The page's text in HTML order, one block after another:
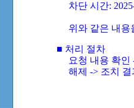
차단 시간:
위와 같은 내용
■ 처리 절차
요청 내용 확
해제 -> 조치